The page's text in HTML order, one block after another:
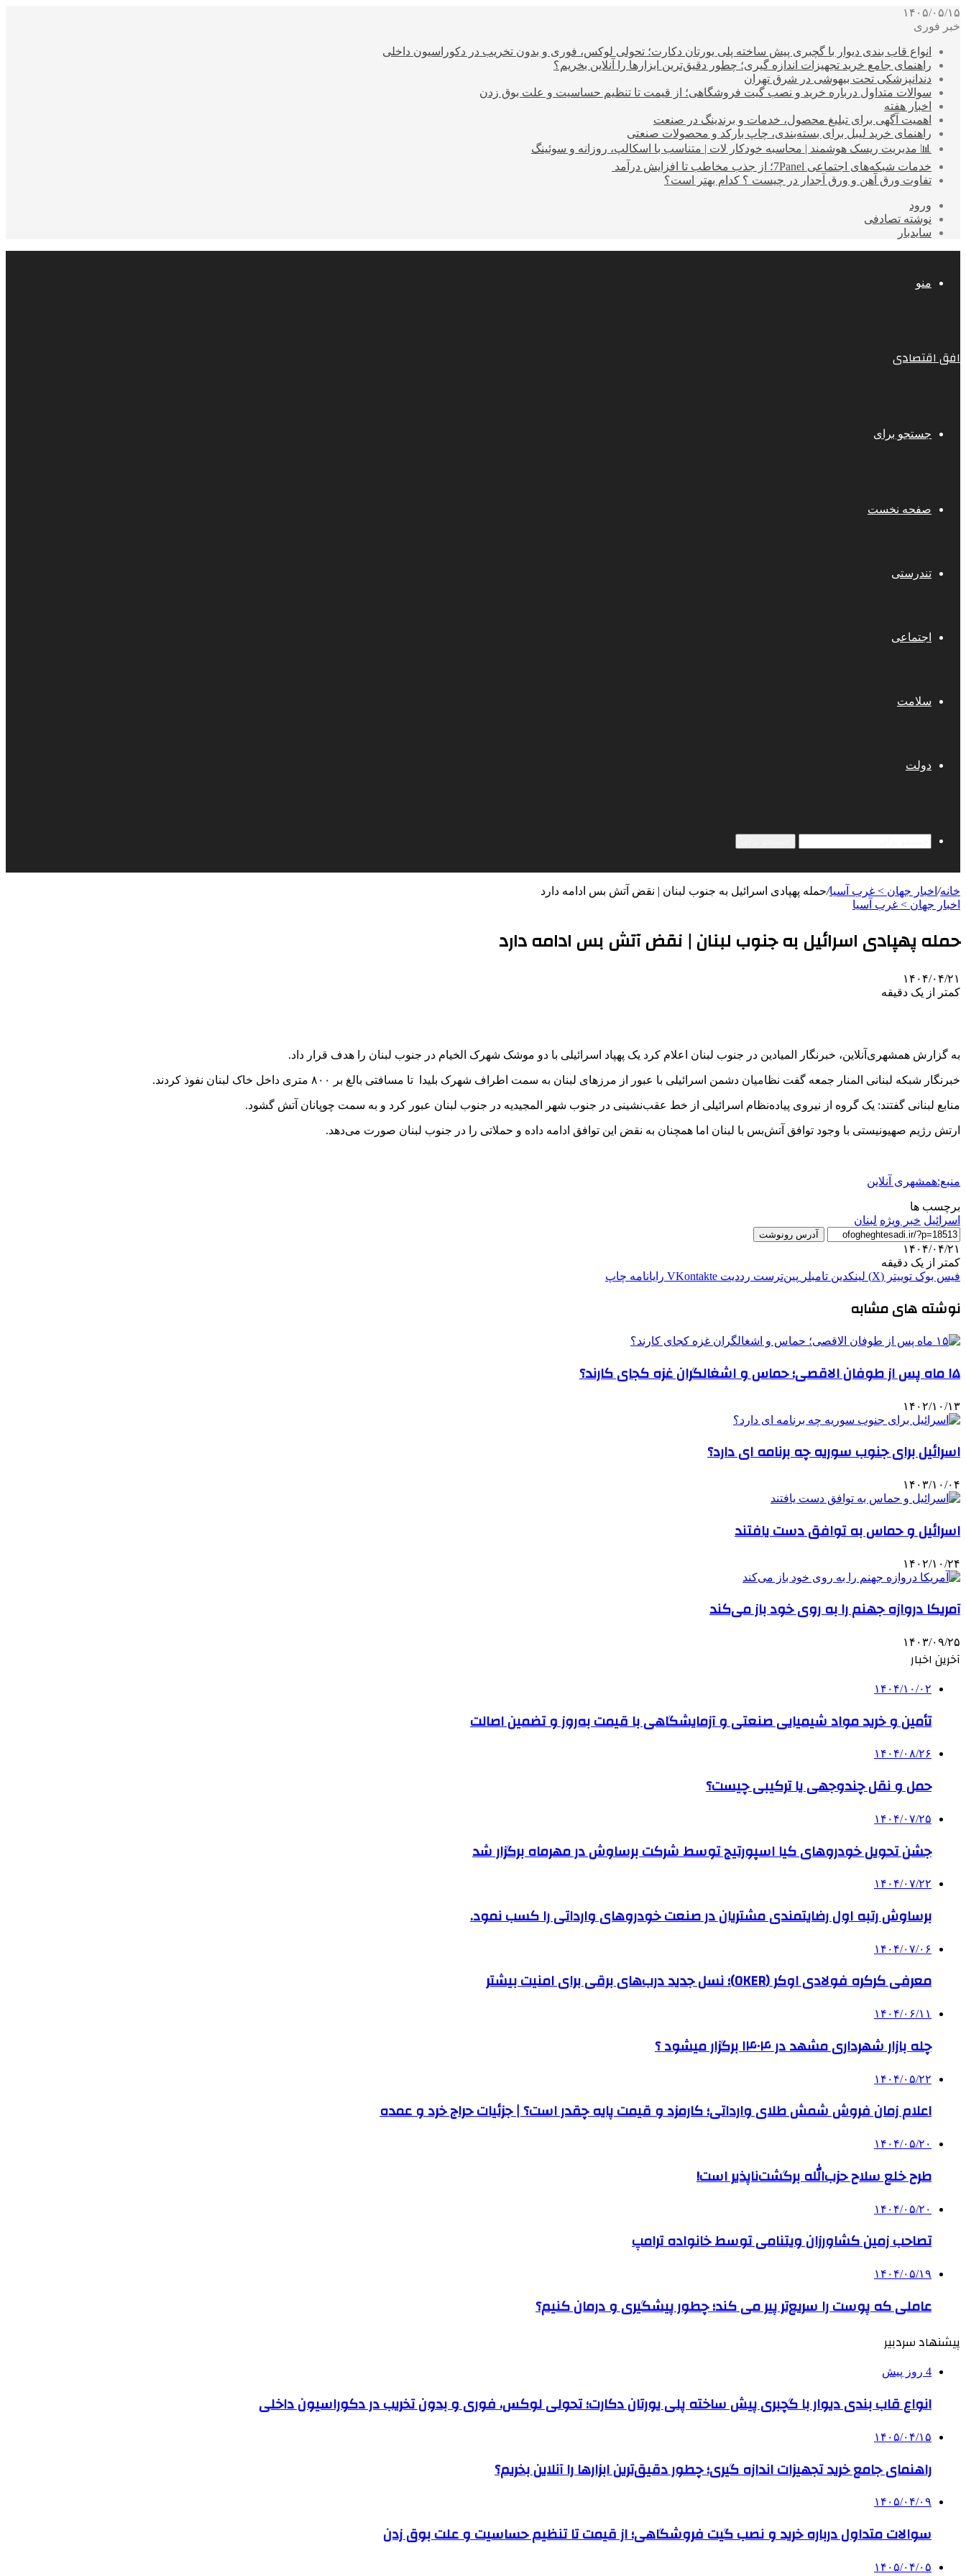
۱۴۰۵/۰۵/۱۵
خبر فوری
انواع قاب بندی دیوار با گچبری پیش ساخته پلی یورتان دکارت؛ تحولی لوکس، فوری و بدون تخریب در دکوراسیون داخلی
راهنمای جامع خرید تجهیزات اندازه گیری؛ چطور دقیق‌ترین ابزارها را آنلاین بخریم؟
دندانپزشکی تحت بیهوشی در شرق تهران
سوالات متداول درباره خرید و نصب گیت فروشگاهی؛ از قیمت تا تنظیم حساسیت و علت بوق زدن
اخبار هفته
اهمیت آگهی برای تبلیغ محصول، خدمات و برندینگ در صنعت
راهنمای خرید لیبل برای بسته‌بندی، چاپ بارکد و محصولات صنعتی
📊 مدیریت ریسک هوشمند | محاسبه خودکار لات | متناسب با اسکالپ، روزانه و سوئینگ
خدمات شبکه‌های اجتماعی 7Panel؛ از جذب مخاطب تا افزایش درآمد
تفاوت ورق آهن و ورق آجدار در چیست ؟ کدام بهتر است؟
ورود
نوشته تصادفی
سایدبار
منو
افق اقتصادی
جستجو برای
صفحه نخست
تندرستی
اجتماعی
سلامت
دولت
خانه/ اخبار جهان > غرب آسیا/حمله پهپادی اسرائیل به جنوب لبنان | نقض آتش بس ادامه دارد
اخبار جهان > غرب آسیا
حمله پهپادی اسرائیل به جنوب لبنان | نقض آتش بس ادامه دارد
۱۴۰۴/۰۴/۲۱
کمتر از یک دقیقه
به گزارش همشهری‌آنلاین، خبرنگار المیادین در جنوب لبنان اعلام کرد یک پهپاد اسرائیلی با دو موشک شهرک الخیام در جنوب لبنان را هدف قرار داد.
خبرنگار شبکه لبنانی المنار جمعه گفت نظامیان دشمن اسرائیلی با عبور از مرزهای لبنان به سمت اطراف شهرک بلیدا تا مسافتی بالغ بر ۸۰۰ متری داخل خاک لبنان نفوذ کردند.
منابع لبنانی گفتند: یک گروه از نیروی پیاده‌نظام اسرائیلی از خط عقب‌نشینی در جنوب شهر المجیدیه در جنوب لبنان عبور کرد و به سمت چوپانان آتش گشود.
ارتش رژیم صهیونیستی با وجود توافق آتش‌بس با لبنان اما همچنان به نقض این توافق ادامه داده و حملاتی را در جنوب لبنان صورت می‌دهد.
منبع:همشهری آنلاین
برچسب ها
اسرائیل خبر ویژه لبنان
آدرس رونوشت
۱۴۰۴/۰۴/۲۱
کمتر از یک دقیقه
فیس بوک توییتر (X) لینکدین ‫تامبلر ‫پین‌ترست ‫رددیت ‫VKontakte رایانامه چاپ
نوشته های مشابه
۱۵ ماه پس از طوفان الاقصی؛ حماس و اشغالگران غزه کجای کارند؟
۱۴۰۲/۱۰/۱۳
اسرائیل برای جنوب سوریه چه برنامه ای دارد؟
۱۴۰۳/۱۰/۰۴
اسرائیل و حماس به توافق دست یافتند
۱۴۰۲/۱۰/۲۴
آمریکا دروازه جهنم را به روی خود باز می‌کند
۱۴۰۳/۰۹/۲۵
آخرین اخبار
۱۴۰۴/۱۰/۰۲
تأمین و خرید مواد شیمیایی صنعتی و آزمایشگاهی با قیمت به‌روز و تضمین اصالت
۱۴۰۴/۰۸/۲۶
حمل و نقل چندوجهی یا ترکیبی چیست؟
۱۴۰۴/۰۷/۲۵
جشن تحویل خودروهای کیا اسپورتیج توسط شرکت برساوش در مهرماه برگزار شد
۱۴۰۴/۰۷/۲۲
برساوش رتبه اول رضایتمندی مشتریان در صنعت خودروهای وارداتی را کسب نمود.
۱۴۰۴/۰۷/۰۶
معرفی کرکره فولادی اوکر (OKER)؛ نسل جدید درب‌های برقی برای امنیت بیشتر
۱۴۰۴/۰۶/۱۱
چله بازار شهرداری مشهد در ۱۴۰۴ برگزار میشود ؟
۱۴۰۴/۰۵/۲۲
اعلام زمان فروش شمش طلای وارداتی؛ کارمزد و قیمت پایه چقدر است؟ | جزئیات حراج خرد و عمده
۱۴۰۴/۰۵/۲۰
طرح خلع سلاح حزب‌الله برگشت‌ناپذیر است!
۱۴۰۴/۰۵/۲۰
تصاحب زمین کشاورزان ویتنامی توسط خانواده ترامپ
۱۴۰۴/۰۵/۱۹
عاملی که پوست را سریع‌تر پیر می کند؛ چطور پیشگیری و درمان کنیم؟
پیشنهاد سردبیر
4 روز پیش
انواع قاب بندی دیوار با گچبری پیش ساخته پلی یورتان دکارت؛ تحولی لوکس، فوری و بدون تخریب در دکوراسیون داخلی
۱۴۰۵/۰۴/۱۵
راهنمای جامع خرید تجهیزات اندازه گیری؛ چطور دقیق‌ترین ابزارها را آنلاین بخریم؟
۱۴۰۵/۰۴/۰۹
سوالات متداول درباره خرید و نصب گیت فروشگاهی؛ از قیمت تا تنظیم حساسیت و علت بوق زدن
۱۴۰۵/۰۴/۰۵